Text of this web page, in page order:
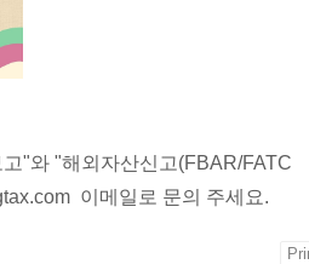
"와 "해외자산신고(FBAR/FATC
이메일로 문의 주세요.